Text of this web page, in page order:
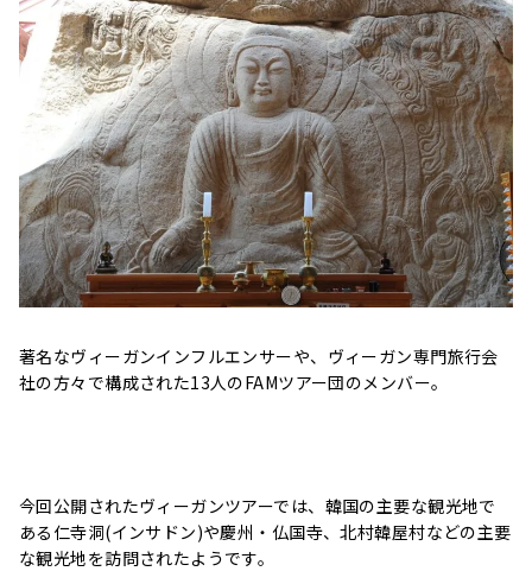
著名なヴィーガンインフルエンサーや、ヴィーガン専門旅行会
社の方々で構成された13人のFAMツアー団のメンバー。
今回公開されたヴィーガンツアーでは、韓国の主要な観光地で
ある仁寺洞(インサドン)や慶州・仏国寺、北村韓屋村などの主要
な観光地を訪問されたようです。